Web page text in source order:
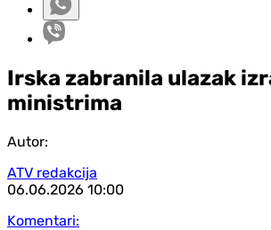
Irska zabranila ulazak
ministrima
Autor:
ATV redakcija
06.06.2026 10:00
Komentari: